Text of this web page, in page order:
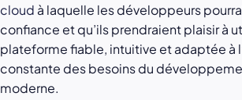
cloud à laquelle les développeurs
confiance et qu’ils prendraient plaisir à
plateforme fiable, intuitive et adaptée à
constante des besoins du
moderne.